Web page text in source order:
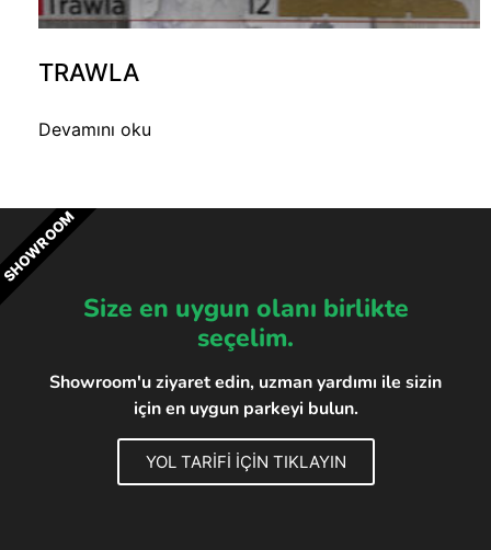
TRAWLA
Devamını oku
Size en uygun olanı birlikte
seçelim.
Showroom'u ziyaret edin, uzman yardımı ile sizin
için en uygun parkeyi bulun.
YOL TARİFİ İÇİN TIKLAYIN
SHOWROOM